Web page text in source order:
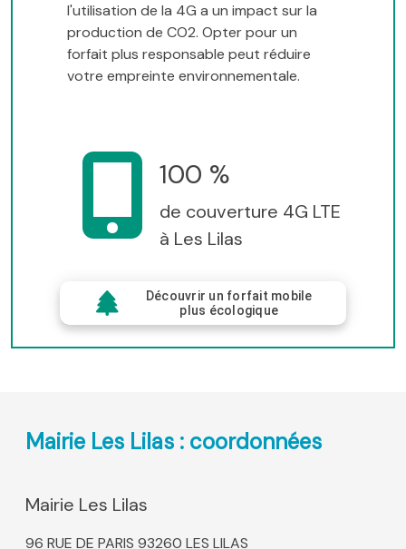
l'utilisation de la 4G a un impact sur la
production de CO2. Opter pour un
forfait plus responsable peut réduire
votre empreinte environnementale.
100 %
de couverture 4G LTE
à Les Lilas
Découvrir un forfait mobile
plus écologique
Mairie Les Lilas : coordonnées
Mairie Les Lilas
96 RUE DE PARIS 93260 LES LILAS